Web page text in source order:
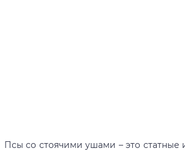
Псы со стоячими ушами – это статные